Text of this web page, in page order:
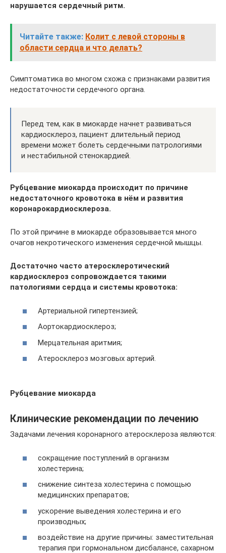
нарушается сердечный ритм.
Читайте также: Колит с левой стороны в
области сердца и что делать?
Симптоматика во многом схожа с признаками развития
недостаточности сердечного органа.
Перед тем, как в миокарде начнет развиваться
кардиосклероз, пациент длительный период
времени может болеть сердечными патрологиями
и нестабильной стенокардией.
Рубцевание миокарда происходит по причине
недостаточного кровотока в нём и развития
коронарокардиосклероза.
По этой причине в миокарде образовывается много
очагов некротического изменения сердечной мышцы.
Достаточно часто атеросклеротический
кардиосклероз сопровождается такими
патологиями сердца и системы кровотока:
Артериальной гипертензией;
Аортокардиосклероз;
Мерцательная аритмия;
Атеросклероз мозговых артерий.
Рубцевание миокарда
Клинические рекомендации по лечению
Задачами лечения коронарного атеросклероза являются:
сокращение поступлений в организм
холестерина;
снижение синтеза холестерина с помощью
медицинских препаратов;
ускорение выведения холестерина и его
производных;
воздействие на другие причины: заместительная
терапия при гормональном дисбалансе, сахарном